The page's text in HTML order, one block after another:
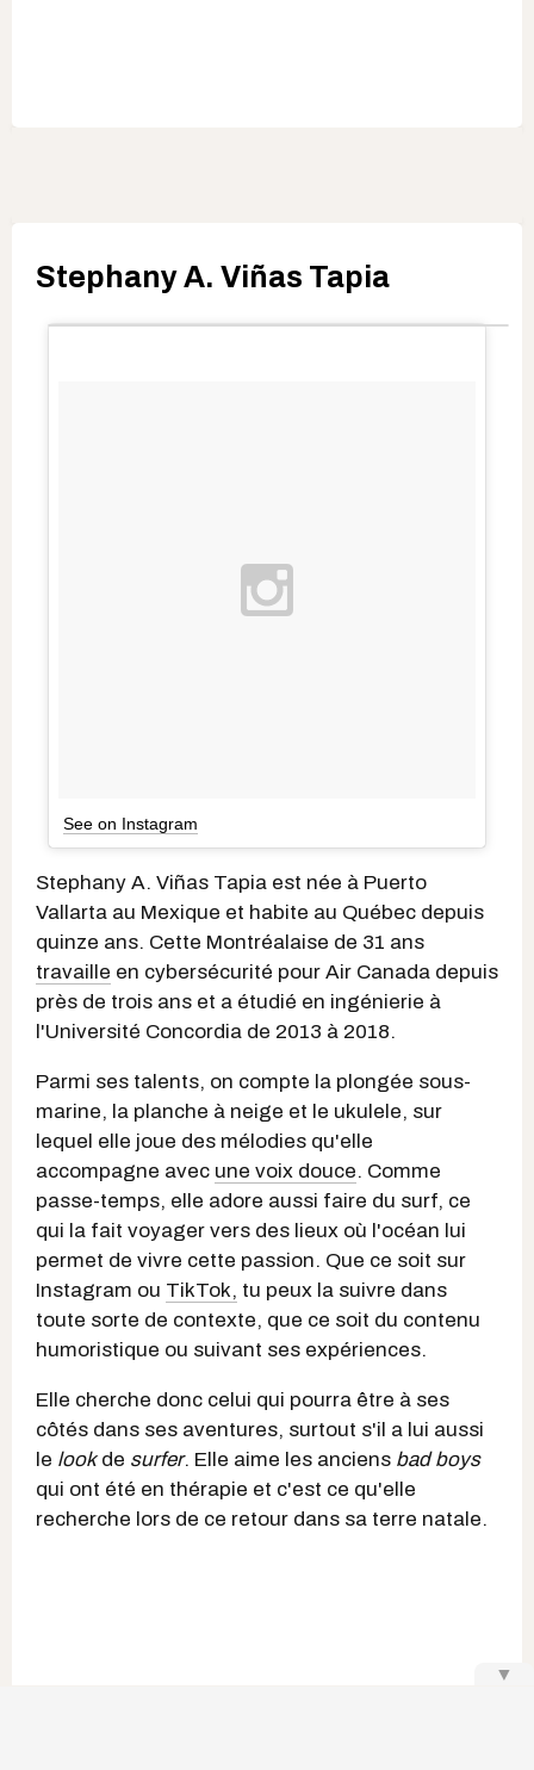
Stephany A. Viñas Tapia
See on Instagram
Stephany A. Viñas Tapia est née à Puerto
Vallarta au Mexique et habite au Québec depuis
quinze ans. Cette Montréalaise de 31 ans
travaille en cybersécurité pour Air Canada depuis
près de trois ans et a étudié en ingénierie à
l'Université Concordia de 2013 à 2018.
Parmi ses talents, on compte la plongée sous-
marine, la planche à neige et le ukulele, sur
lequel elle joue des mélodies qu'elle
accompagne avec une voix douce. Comme
passe-temps, elle adore aussi faire du surf, ce
qui la fait voyager vers des lieux où l'océan lui
permet de vivre cette passion. Que ce soit sur
Instagram ou TikTok, tu peux la suivre dans
toute sorte de contexte, que ce soit du contenu
humoristique ou suivant ses expériences.
Elle cherche donc celui qui pourra être à ses
côtés dans ses aventures, surtout s'il a lui aussi
le lookde surfer. Elle aime les anciens bad boys
qui ont été en thérapie et c'est ce qu'elle
recherche lors de ce retour dans sa terre natale.
▼